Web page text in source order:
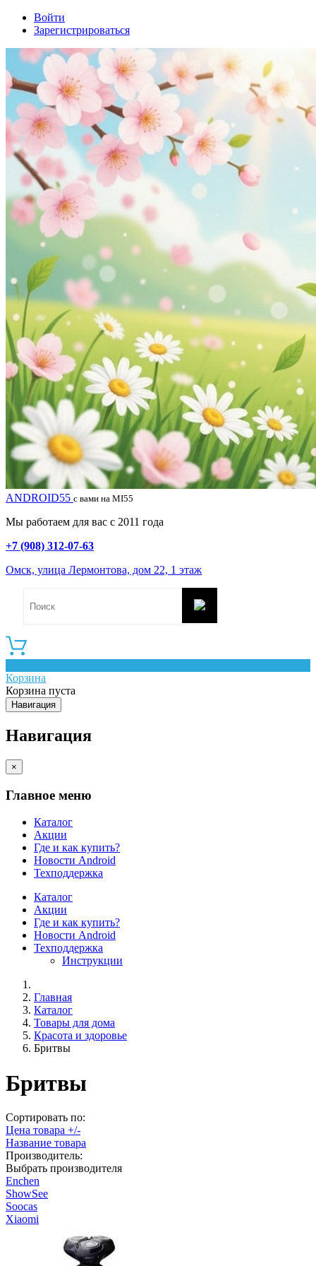
Войти
Зарегистрироваться
ANDROID55 с вами на MI55
Мы работаем для вас с 2011 года
+7 (908) 312-07-63
Омск, улица Лермонтова, дом 22, 1 этаж
Корзина
Корзина пуста
Навигация
Навигация
×
Главное меню
Каталог
Акции
Где и как купить?
Новости Android
Техподдержка
Каталог
Акции
Где и как купить?
Новости Android
Техподдержка
Инструкции
Главная
Каталог
Товары для дома
Красота и здоровье
Бритвы
Бритвы
Сортировать по:
Цена товара +/-
Название товара
Производитель:
Выбрать производителя
Enchen
ShowSee
Soocas
Xiaomi